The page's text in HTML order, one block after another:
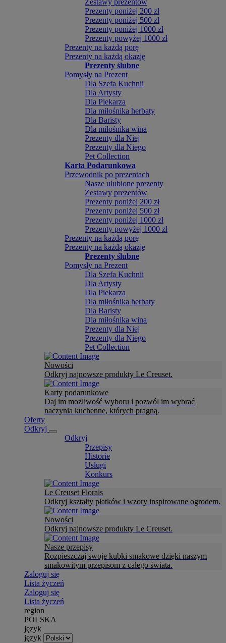
Zestawy prezentów
Prezenty poniżej 200 zł
Prezenty poniżej 500 zł
Prezenty poniżej 1000 zł
Prezenty powyżej 1000 zł
Prezenty na każdą porę
Prezenty na każdą okazję
Prezenty ślubne
Pomysły na Prezent
Dla Szefa Kuchnii
Dla Artysty
Dla Piekarza
Dla miłośnika herbaty
Dla Baristy
Dla miłośnika wina
Prezenty dla Niej
Prezenty dla Niego
Pet Collection
Karta Podarunkowa
Przewodnik po prezentach
Nasze ulubione prezenty
Zestawy prezentów
Prezenty poniżej 200 zł
Prezenty poniżej 500 zł
Prezenty poniżej 1000 zł
Prezenty powyżej 1000 zł
Prezenty na każdą porę
Prezenty na każdą okazję
Prezenty ślubne
Pomysły na Prezent
Dla Szefa Kuchnii
Dla Artysty
Dla Piekarza
Dla miłośnika herbaty
Dla Baristy
Dla miłośnika wina
Prezenty dla Niej
Prezenty dla Niego
Pet Collection
Nowości
Odkryj najnowsze produkty Le Creuset.
Karty podarunkowe
Daj im możliwość wyboru i pozwól im wybrać
naczynia kuchenne, których pragną.
Oferty
Odkryj
Odkryj
Przepisy
Historie
Usługi
Konkurs
Le Creuset Florals
Odkryj kształty płatków i wzory inspirowane ogrodem.
Nowości
Odkryj najnowsze produkty Le Creuset.
Nasze przepisy
Rozpieszczaj swoje kubki smakowe dzięki naszym
smakowitym przepisom z całego świata.
Zaloguj się
Lista życzeń
Zaloguj się
Lista życzeń
region
POLSKA
język
język